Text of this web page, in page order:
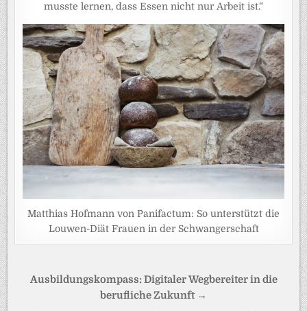
musste lernen, dass Essen nicht nur Arbeit ist.“
Matthias Hofmann von Panifactum: So unterstützt die
Louwen-Diät Frauen in der Schwangerschaft
Beitragsnavigation
Ausbildungskompass: Digitaler Wegbereiter in die
berufliche Zukunft →